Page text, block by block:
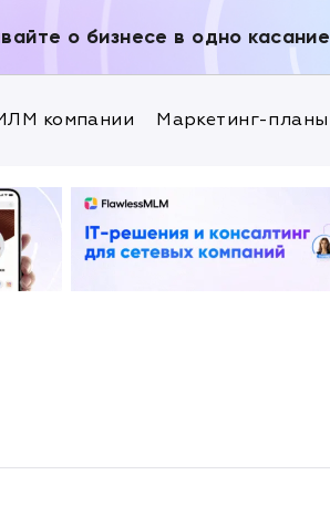
о бизнесе в одно касание
компании Маркетинг-планы